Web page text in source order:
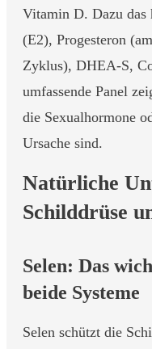
Vitamin D. Dazu
(E2), Progesteron
Zyklus), DHEA-S,
umfassende Panel
die Sexualhormone
Ursache sind.
Natürliche
Schilddrüse
Selen: Das
beide Systeme
Selen schützt die